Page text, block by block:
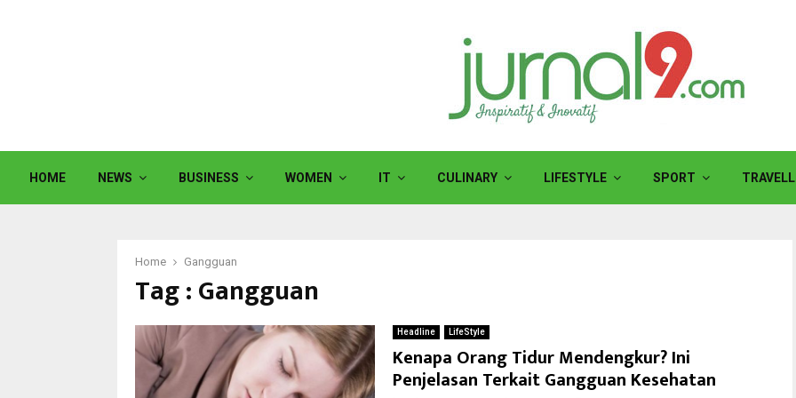
HOME NEWS BUSINESS WOMEN IT CULINARY LIFESTYLE SPORT
Home Gangguan
Tag : Gangguan
Headline LifeStyle
Kenapa Orang Tidur Mendengkur? Ini
Penjelasan Terkait Gangguan Kesehatan